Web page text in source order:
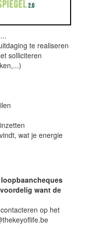
te realiseren
solliciteren
wat je energie
want de
op het